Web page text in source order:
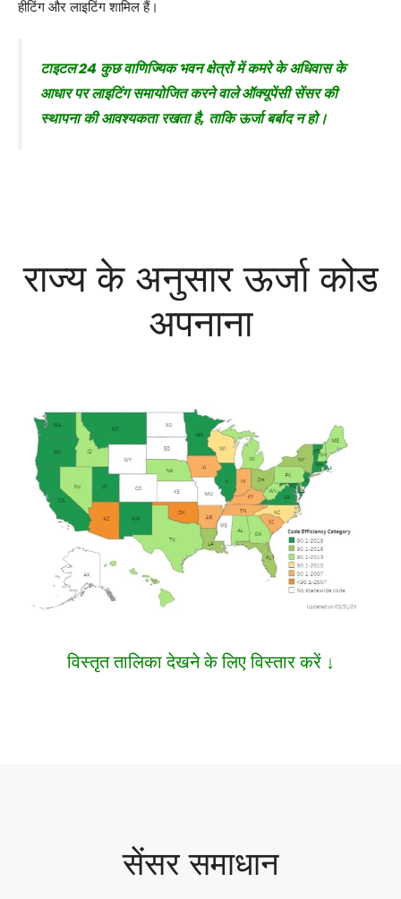
हीटिंग और लाइटिंग शामिल हैं।
टाइटल 24 कुछ वाणिज्यिक भवन क्षेत्रों में कमरे के अधिवास के
आधार पर लाइटिंग समायोजित करने वाले ऑक्यूपेंसी सेंसर की
स्थापना की आवश्यकता रखता है, ताकि ऊर्जा बर्बाद न हो।
राज्य के अनुसार ऊर्जा कोड
अपनाना
विस्तृत तालिका देखने के लिए विस्तार करें ↓
सेंसर समाधान